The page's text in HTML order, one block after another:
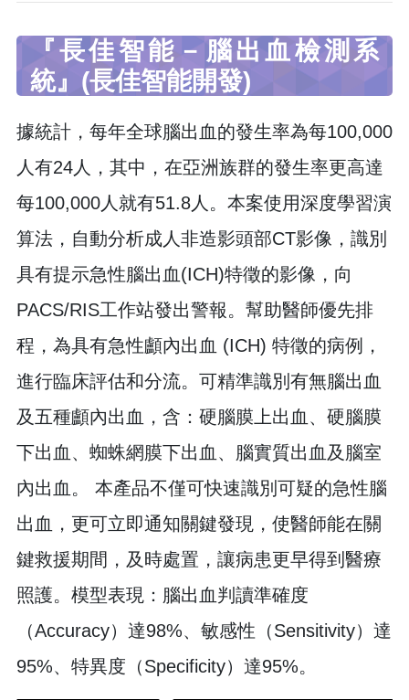
『長佳智能－腦出血檢測系
統』(長佳智能開發)
據統計，每年全球腦出血的發生率為每100,000
人有24人，其中，在亞洲族群的發生率更高達
每100,000人就有51.8人。本案使用深度學習演
算法，自動分析成人非造影頭部CT影像，識別
具有提示急性腦出血(ICH)特徵的影像，向
PACS/RIS工作站發出警報。幫助醫師優先排
程，為具有急性顱內出血 (ICH) 特徵的病例，
進行臨床評估和分流。可精準識別有無腦出血
及五種顱內出血，含：硬腦膜上出血、硬腦膜
下出血、蜘蛛網膜下出血、腦實質出血及腦室
內出血。 本產品不僅可快速識別可疑的急性腦
出血，更可立即通知關鍵發現，使醫師能在關
鍵救援期間，及時處置，讓病患更早得到醫療
照護。模型表現：腦出血判讀準確度
（Accuracy）達98%、敏感性（Sensitivity）達
95%、特異度（Specificity）達95%。